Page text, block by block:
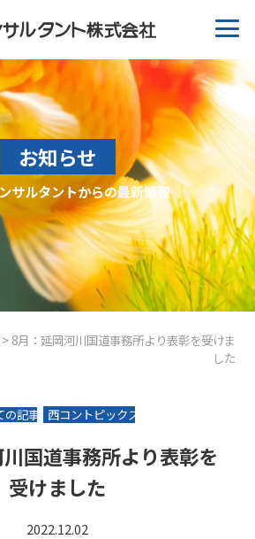
お知らせ
サルタントからの最新情報
8月：延岡河川国道事務所より表彰を受けま
した
の記事 西コントピックス
国道事務所より表彰を
受けました
2022.12.02